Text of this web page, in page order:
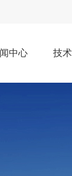
中心 技